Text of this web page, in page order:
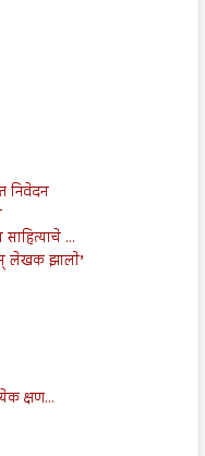
निवेदन
...
लेखक झालो’
क्षण...